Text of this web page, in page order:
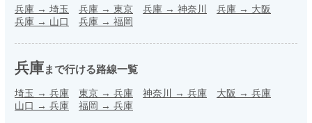
兵庫 → 埼玉 兵庫 → 東京 兵庫 → 神奈川 兵庫 → 大阪
兵庫 → 山口 兵庫 → 福岡
兵庫まで行ける路線一覧
埼玉 → 兵庫 東京 → 兵庫 神奈川 → 兵庫 大阪 → 兵庫
山口 → 兵庫 福岡 → 兵庫